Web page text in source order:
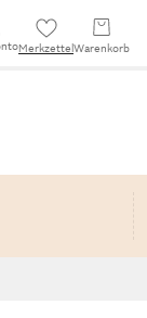
Merkzettel Warenkorb